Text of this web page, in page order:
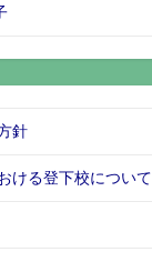
針
ける登下校について